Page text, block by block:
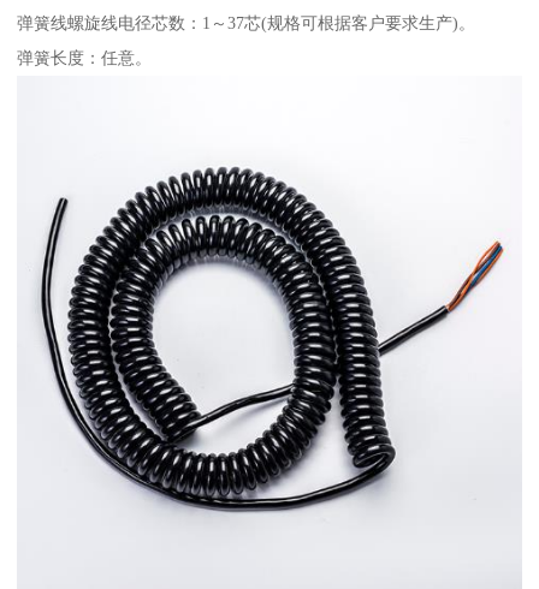
弹簧线螺旋线电径芯数：1～37芯(规格可根据客户要求生产)。
弹簧长度：任意。